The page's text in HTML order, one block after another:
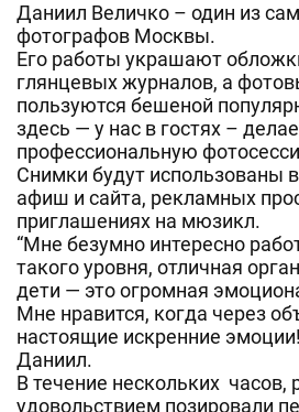
Даниил Величко – один из
фотографов Москвы.
Его работы украшают
глянцевых журналов, а
пользуются бешеной
здесь — у нас в гостях –
профессиональную
Снимки будут использованы
афиш и сайта, рекламных
приглашениях на мюзикл.
“Мне безумно интересно
такого уровня, отличная
дети — это огромная
Мне нравится, когда через
настоящие искренние
Даниил.
В течение нескольких часов,
удовольствием позировали